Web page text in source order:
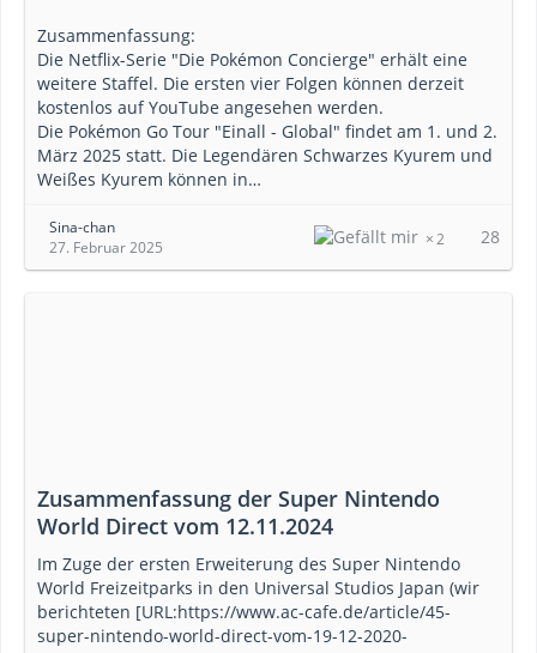
Zusammenfassung:
Die Netflix-Serie "Die Pokémon Concierge" erhält eine
weitere Staffel. Die ersten vier Folgen können derzeit
kostenlos auf YouTube angesehen werden.
Die Pokémon Go Tour "Einall - Global" findet am 1. und 2.
März 2025 statt. Die Legendären Schwarzes Kyurem und
Weißes Kyurem können in…
Sina-chan
27. Februar 2025
2 28
Zusammenfassung der Super Nintendo
World Direct vom 12.11.2024
Im Zuge der ersten Erweiterung des Super Nintendo
World Freizeitparks in den Universal Studios Japan (wir
berichteten [URL:https://www.ac-cafe.de/article/45-
super-nintendo-world-direct-vom-19-12-2020-